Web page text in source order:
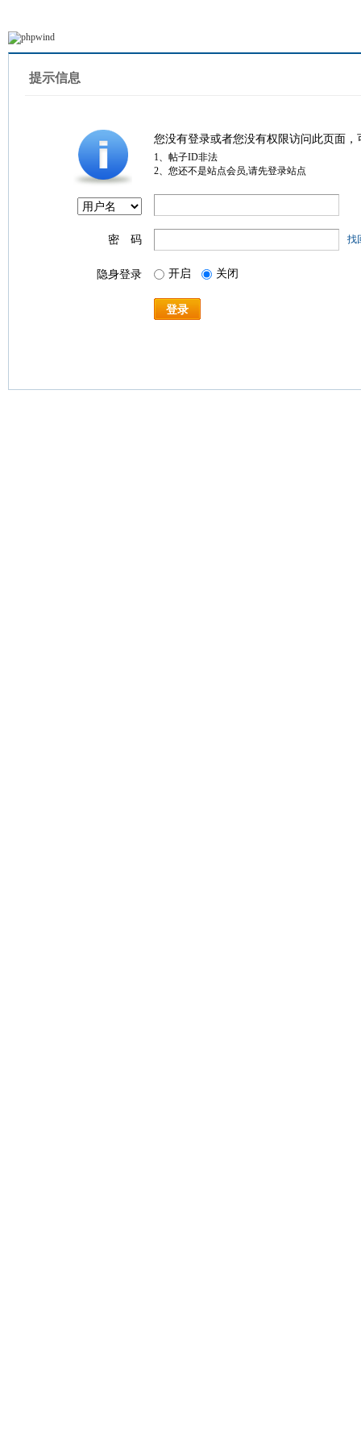
提示信息
您没有登录或者您没有权限访问此页面
1、帖子ID非法
2、您还不是站点会员,请先登录站点
密 码 找
隐身登录 开启 关闭
登录